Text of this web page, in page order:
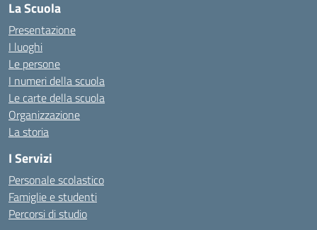
La Scuola
Presentazione
I luoghi
Le persone
I numeri della scuola
Le carte della scuola
Organizzazione
La storia
I Servizi
Personale scolastico
Famiglie e studenti
Percorsi di studio